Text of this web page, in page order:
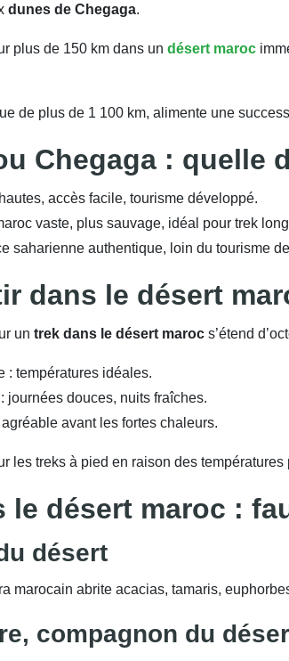
dunes de Chegaga.
plus de 150 km dans un désert maroc
de plus de 1 100 km, alimente une
Chegaga : quelle
accès facile, tourisme développé.
vaste, plus sauvage, idéal pour trek
saharienne authentique, loin du tourisme
dans le désert
un trek dans le désert maroc s’étend
: températures idéales.
journées douces, nuits fraîches.
avant les fortes chaleurs.
les treks à pied en raison des
le désert maroc :
désert
marocain abrite acacias, tamaris,
compagnon du